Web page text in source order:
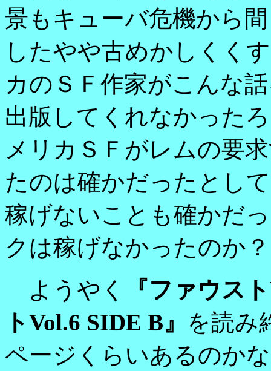
景もキューバ危機から
したやや古めかしくく
カのＳＦ作家がこんな
出版してくれなかった
メリカＳＦがレムの要
たのは確かだったとし
稼げないことも確かだ
クは稼げなかったのか？
ようやく
『ファウス
トVol.6 SIDE B』 を読み
ページくらいあるのか